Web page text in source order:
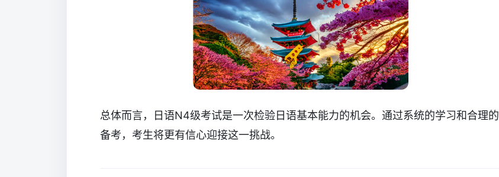
总体而言，日语N4级考试是一次检验日语基本能力的机会。通过系统的学习和合理的
备考，考生将更有信心迎接这一挑战。